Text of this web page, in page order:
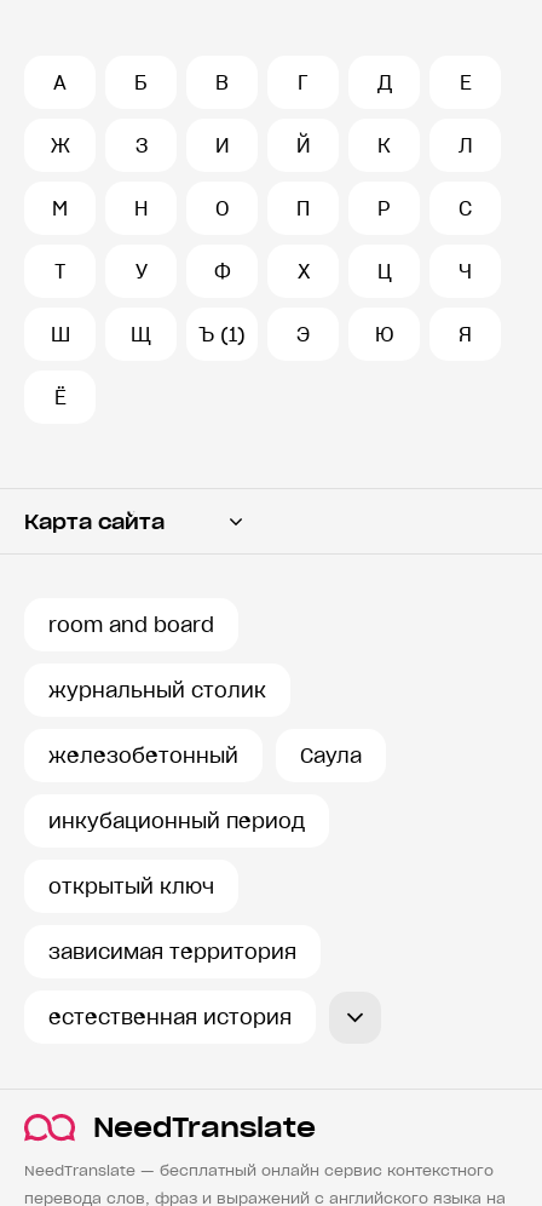
А Б В Г Д Е
Ж З И Й К Л
М Н О П Р С
Т У Ф Х Ц Ч
Ш Щ Ъ (1) Э Ю Я
Ё
Карта сайта
room and board
журнальный столик
железобетонный Саула
инкубационный период
открытый ключ
зависимая территория
естественная история
NeedTranslate
NeedTranslate — бесплатный онлайн сервис контекстного
перевода слов, фраз и выражений с английского языка на